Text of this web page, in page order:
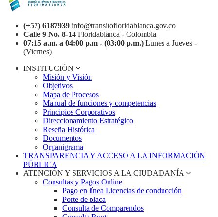
(+57) 6187939 info@transitofloridablanca.gov.co
Calle 9 No. 8-14 Floridablanca - Colombia
07:15 a.m. a 04:00 p.m - (03:00 p.m.) Lunes a Jueves -
(Viernes)
INSTITUCIÓN
Misión y Visión
Objetivos
Mapa de Procesos
Manual de funciones y competencias
Principios Corporativos
Direccionamiento Estratégico
Reseña Histórica
Documentos
Organigrama
TRANSPARENCIA Y ACCESO A LA INFORMACIÓN
PÚBLICA
ATENCIÓN Y SERVICIOS A LA CIUDADANÍA
Consultas y Pagos Online
Pago en línea Licencias de conducción
Porte de placa
Consulta de Comparendos